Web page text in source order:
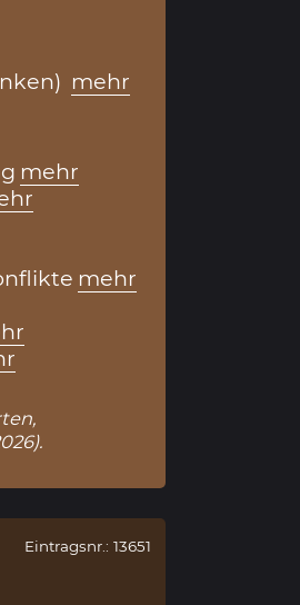
mehr
mehr
mehr
Eintragsnr.: 13651